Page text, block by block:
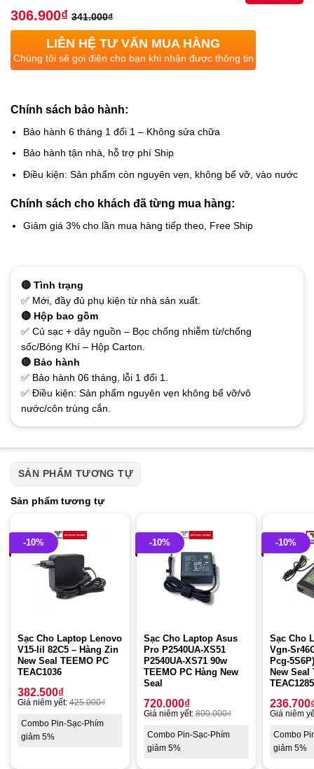
306.900₫ 341.000₫
LIÊN HỆ TƯ VẤN MUA HÀNG
Chúng tôi sẽ gọi điện cho bạn khi nhận được thông tin
Chính sách bảo hành:
Bảo hành 6 tháng 1 đổi 1 – Không sửa chữa
Bảo hành tận nhà, hỗ trợ phí Ship
Điều kiện: Sản phẩm còn nguyên vẹn, không bể vỡ, vào nước
Chính sách cho khách đã từng mua hàng:
Giảm giá 3% cho lần mua hàng tiếp theo, Free Ship
🔴 Tình trạng
✅ Mới, đầy đủ phụ kiện từ nhà sản xuất.
🔴 Hộp bao gồm
✅ Củ sạc + dây nguồn – Bọc chống nhiễm từ/chống
sốc/Bóng Khí – Hộp Carton.
🔴 Bảo hành
✅ Bảo hành 06 tháng, lỗi 1 đổi 1.
✅ Điều kiện: Sản phẩm nguyên vẹn không bể vỡ/vô
nước/côn trùng cắn.
SẢN PHẨM TƯƠNG TỰ
Sản phẩm tương tự
-10%
Sạc Cho Laptop Lenovo
V15-Iil 82C5 – Hàng Zin
New Seal TEEMO PC
TEAC1036
382.500₫
Giá niêm yết: 425.000₫
Combo Pin-Sạc-Phím
giảm 5%
-10%
Sạc Cho Laptop Asus
Pro P2540UA-XS51
P2540UA-XS71 90w
TEEMO PC Hàng New
Seal
720.000₫
Giá niêm yết: 800.000₫
Combo Pin-Sạc-Phím
giảm 5%
-10%
Sạc Cho
Vgn-
Pcg-
New Seal
TEAC1285
236.700
Giá niêm
Combo
giảm 5%